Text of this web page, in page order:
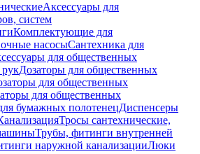
Аксессуары для
систем
Комплектующие для
насосыСантехника для
для общественных
Дозаторы для общественных
для общественных
для общественных
бумажных полотенецДиспенсеры
Тросы сантехнические,
Трубы, фитинги внутренней
наружной канализацииЛюки